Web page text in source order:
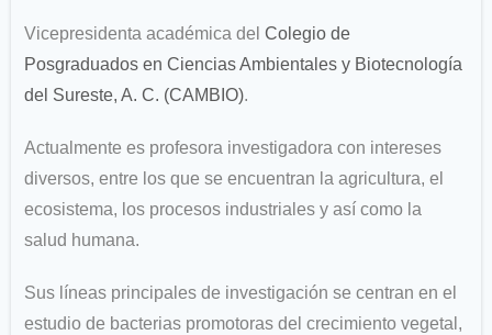
Vicepresidenta académica del Colegio de
Posgraduados en Ciencias Ambientales y Biotecnología
del Sureste, A. C. (CAMBIO).
Actualmente es profesora investigadora con intereses
diversos, entre los que se encuentran la agricultura, el
ecosistema, los procesos industriales y así como la
salud humana.
Sus líneas principales de investigación se centran en el
estudio de bacterias promotoras del crecimiento vegetal,